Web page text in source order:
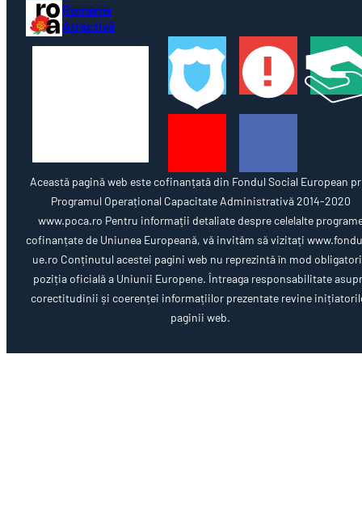
România
Atractivă
Această pagină web este cofinanțată din Fondul Social European
Programul Operațional Capacitate Administrativă 2014-2020
www.poca.ro Pentru informații detaliate despre celelalte
cofinanțate de Uniunea Europeană, vă invităm să vizitați
ue.ro Conținutul acestei pagini web nu reprezintă în mod
poziția oficială a Uniunii Europene. Întreaga responsabilitate
corectitudinii și coerenței informațiilor prezentate revine
paginii web.